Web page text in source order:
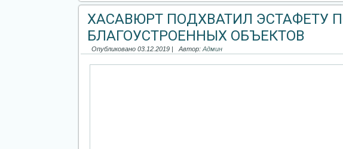
ХАСАВЮРТ ПОДХВАТИЛ ЭСТАФЕТУ
БЛАГОУСТРОЕННЫХ ОБЪЕКТОВ
Опубликовано 03.12.2019 | Автор: Админ